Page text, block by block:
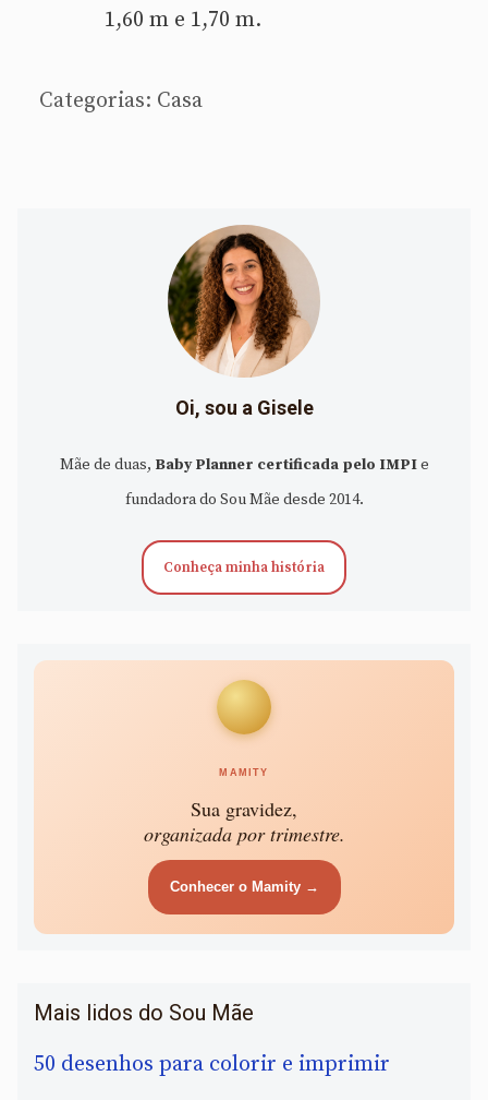
1,60 m e 1,70 m.
Categorias: Casa
Oi, sou a Gisele
Mãe de duas, Baby Planner certificada pelo IMPIe
fundadora do Sou Mãe desde 2014.
Conheça minha história
MAMITY
Sua gravidez,
organizada por trimestre.
Conhecer o Mamity →
Mais lidos do Sou Mãe
50 desenhos para colorir e imprimir